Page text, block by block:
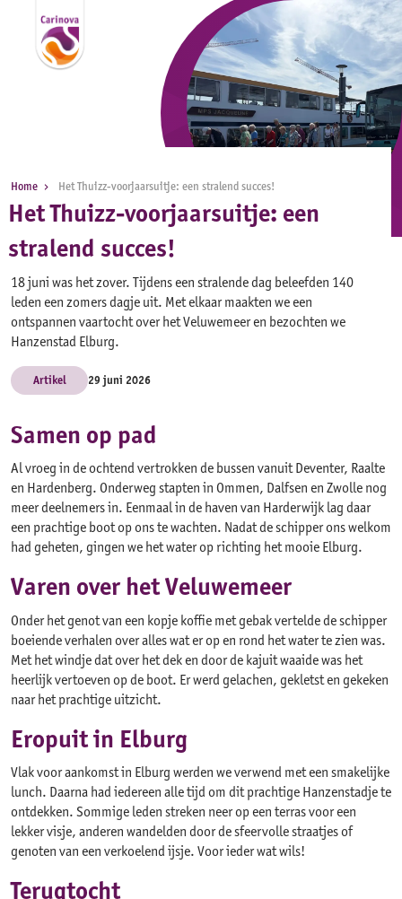
Home Het Thuizz-voorjaarsuitje: een stralend succes!
Het Thuizz-voorjaarsuitje: een
stralend succes!
18 juni was het zover. Tijdens een stralende dag beleefden 140
leden een zomers dagje uit. Met elkaar maakten we een
ontspannen vaartocht over het Veluwemeer en bezochten we
Hanzenstad Elburg.
Artikel 29 juni 2026
Samen op pad
Al vroeg in de ochtend vertrokken de bussen vanuit Deventer, Raalte
en Hardenberg. Onderweg stapten in Ommen, Dalfsen en Zwolle nog
meer deelnemers in. Eenmaal in de haven van Harderwijk lag daar
een prachtige boot op ons te wachten. Nadat de schipper ons welkom
had geheten, gingen we het water op richting het mooie Elburg.
Varen over het Veluwemeer
Onder het genot van een kopje koffie met gebak vertelde de schipper
boeiende verhalen over alles wat er op en rond het water te zien was.
Met het windje dat over het dek en door de kajuit waaide was het
heerlijk vertoeven op de boot. Er werd gelachen, gekletst en gekeken
naar het prachtige uitzicht.
Eropuit in Elburg
Vlak voor aankomst in Elburg werden we verwend met een smakelijke
lunch. Daarna had iedereen alle tijd om dit prachtige Hanzenstadje te
ontdekken. Sommige leden streken neer op een terras voor een
lekker visje, anderen wandelden door de sfeervolle straatjes of
genoten van een verkoelend ijsje. Voor ieder wat wils!
Terugtocht